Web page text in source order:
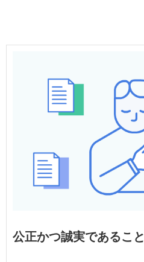
公正かつ誠実であること